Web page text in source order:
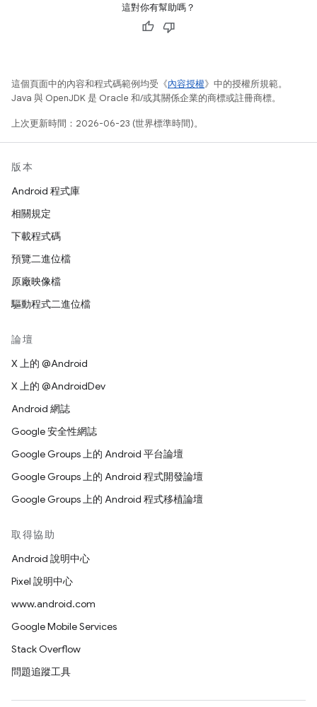
這對你有幫助嗎？
這個頁面中的內容和程式碼範例均受《內容授權》中的授權所規範。
Java 與 OpenJDK 是 Oracle 和/或其關係企業的商標或註冊商標。
上次更新時間：2026-06-23 (世界標準時間)。
版本
Android 程式庫
相關規定
下載程式碼
預覽二進位檔
原廠映像檔
驅動程式二進位檔
論壇
X 上的 @Android
X 上的 @AndroidDev
Android 網誌
Google 安全性網誌
Google Groups 上的 Android 平台論壇
Google Groups 上的 Android 程式開發論壇
Google Groups 上的 Android 程式移植論壇
取得協助
Android 說明中心
Pixel 說明中心
www.android.com
Google Mobile Services
Stack Overflow
問題追蹤工具